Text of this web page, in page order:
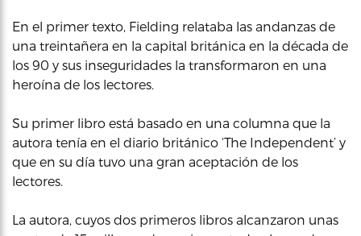
En el primer texto, Fielding relataba las andanzas de
una treintañera en la capital británica en la década de
los 90 y sus inseguridades la transformaron en una
heroína de los lectores.
Su primer libro está basado en una columna que la
autora tenía en el diario británico ‘The Independent’ y
que en su día tuvo una gran aceptación de los
lectores.
La autora, cuyos dos primeros libros alcanzaron unas